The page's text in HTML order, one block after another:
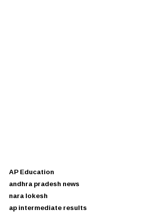
AP Education
andhra pradesh news
nara lokesh
ap intermediate results